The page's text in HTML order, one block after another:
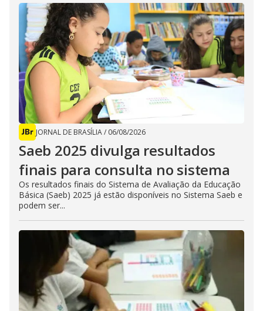
JORNAL DE BRASÍLIA/ 06/08/2026
Saeb 2025 divulga resultados
finais para consulta no sistema
Os resultados finais do Sistema de Avaliação da Educação
Básica (Saeb) 2025 já estão disponíveis no Sistema Saeb e
podem ser...